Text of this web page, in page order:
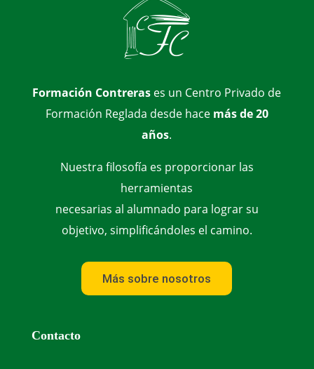
Formación Contreras es un Centro Privado de
Formación Reglada desde hace más de 20
años.
Nuestra filosofía es proporcionar las
herramientas
necesarias al alumnado para lograr su
objetivo, simplificándoles el camino.
Más sobre nosotros
Contacto